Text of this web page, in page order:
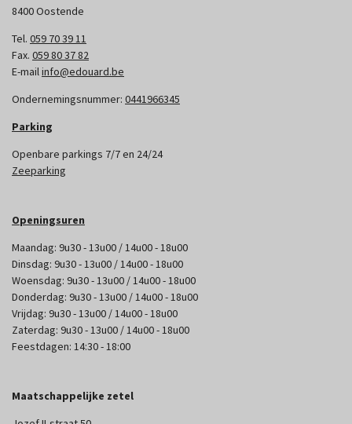
8400 Oostende
Tel. 059 70 39 11
Fax. 059 80 37 82
E-mailinfo@edouard.be
Ondernemingsnummer: 0441966345
Parking
Openbare parkings 7/7 en 24/24
Zeeparking
Openingsuren
Maandag: 9u30 - 13u00 / 14u00 - 18u00
Dinsdag: 9u30 - 13u00 / 14u00 - 18u00
Woensdag: 9u30 - 13u00 / 14u00 - 18u00
Donderdag: 9u30 - 13u00 / 14u00 - 18u00
Vrijdag: 9u30 - 13u00 / 14u00 - 18u00
Zaterdag: 9u30 - 13u00 / 14u00 - 18u00
Feestdagen: 14:30 - 18:00
Maatschappelijke zetel